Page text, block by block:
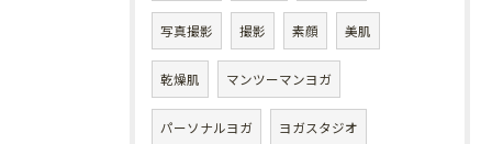
写真撮影 撮影 素顔 美肌
乾燥肌 マンツーマンヨガ
パーソナルヨガ ヨガスタジオ